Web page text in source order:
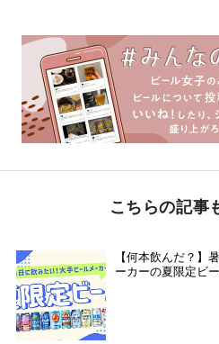
こちらの記事
【何本飲んだ？】
ーカーの夏限定ビ